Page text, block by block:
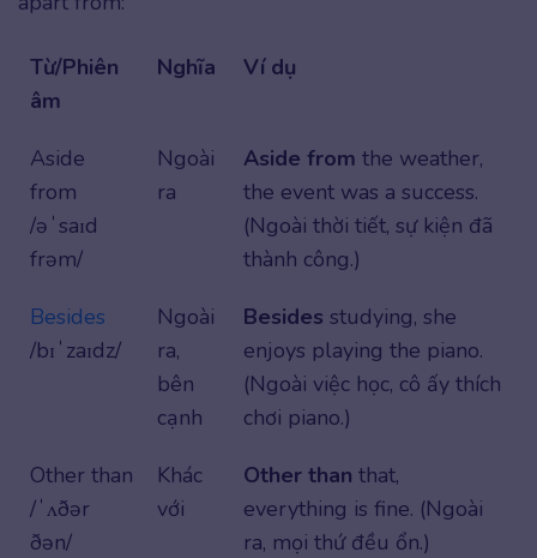
Từ/Phiên
âm
Nghĩa Ví dụ
Aside
from
/əˈsaɪd
frəm/
Ngoài
ra
Aside from the weather,
the event was a success.
(Ngoài thời tiết, sự kiện đã
thành công.)
Besides
/bɪˈzaɪdz/
Ngoài
ra,
bên
cạnh
Besides studying, she
enjoys playing the piano.
(Ngoài việc học, cô ấy thích
chơi piano.)
Other than
/ˈʌðər
ðən/
Khác
với
Other than that,
everything is fine. (Ngoài
ra, mọi thứ đều ổn.)